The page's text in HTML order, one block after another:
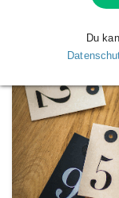
Verfügbare
Du